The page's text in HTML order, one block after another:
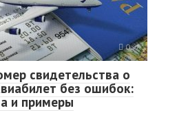
0
свидетельства о
без ошибок:
и примеры